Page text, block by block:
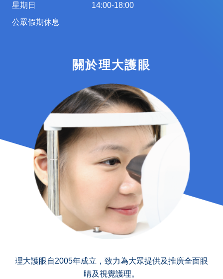
星期日
公眾假期休息
14:00-18:00
關於理大護眼
理大護眼自2005年成立，致力為大眾提供及推廣全面眼
睛及視覺護理。